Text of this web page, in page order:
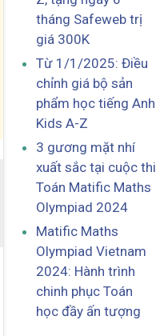
tháng Safeweb trị
giá 300K
Từ 1/1/2025: Điều
chỉnh giá bộ sản
phẩm học tiếng Anh
Kids A-Z
3 gương mặt nhí
xuất sắc tại cuộc thi
Toán Matific Maths
Olympiad 2024
Matific Maths
Olympiad Vietnam
2024: Hành trình
chinh phục Toán
học đầy ấn tượng